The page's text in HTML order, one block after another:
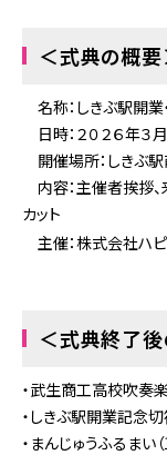
会社情報
採用情報
＜式典の概要
名称：しきぶ駅開
日時：２０２６年３
開催場所：しきぶ駅
内容：主催者挨拶
カット
主催：株式会社ハピ
＜式典終了後
・武生商工高校吹奏
・しきぶ駅開業記念
・まんじゅうふるまい